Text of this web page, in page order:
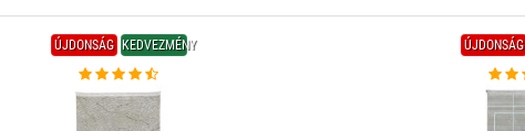
ÚJDONSÁG KEDVEZMÉNY ÚJDONSÁG